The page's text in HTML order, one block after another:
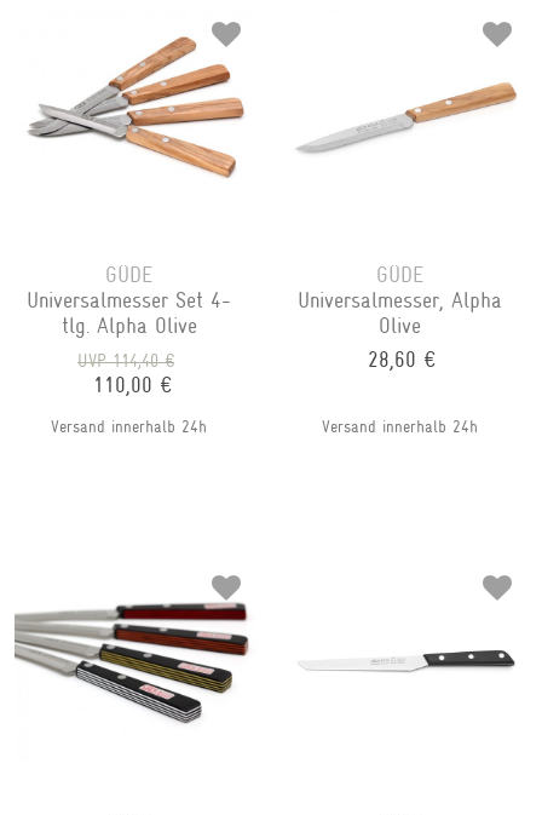
GÜDE
Universalmesser Set 4-
tlg. Alpha Olive
UVP 114,40 €
110,00 €
Versand innerhalb 24h
GÜDE
Universalmesser, Alpha
Olive
28,60 €
Versand innerhalb 24h